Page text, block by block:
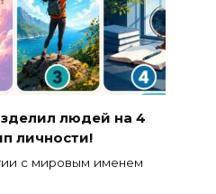
людей на 4
личности!
с мировым именем